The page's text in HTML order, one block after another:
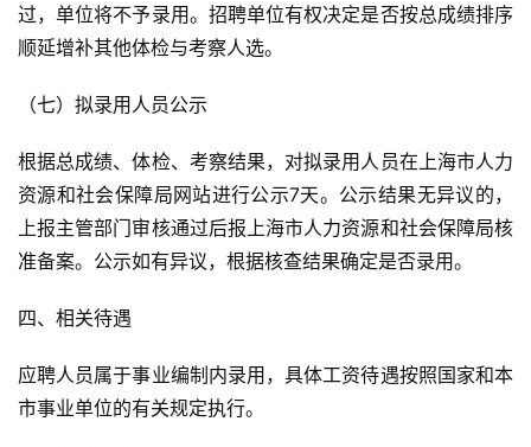
过，单位将不予录用。招聘单位有权决定是否按总成绩排序
顺延增补其他体检与考察人选。
（七）拟录用人员公示
根据总成绩、体检、考察结果，对拟录用人员在上海市人力
资源和社会保障局网站进行公示7天。公示结果无异议的，
上报主管部门审核通过后报上海市人力资源和社会保障局核
准备案。公示如有异议，根据核查结果确定是否录用。
四、相关待遇
应聘人员属于事业编制内录用，具体工资待遇按照国家和本
市事业单位的有关规定执行。